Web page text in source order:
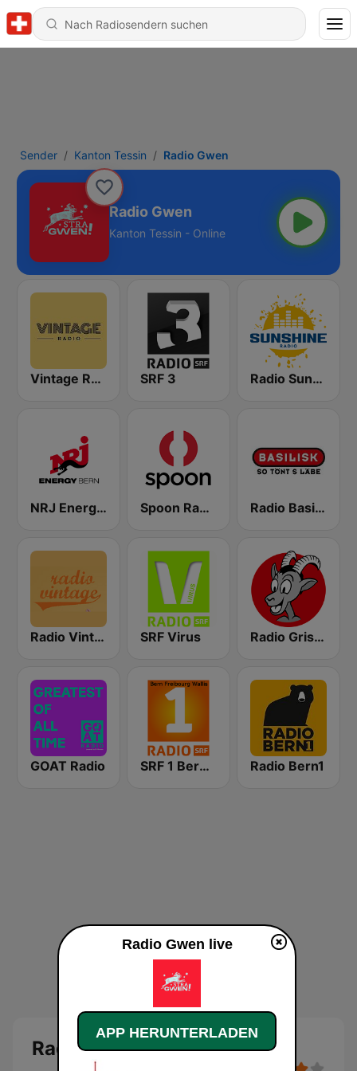
Sender Kanton Tessin Radio Gwen
Radio Gwen
Kanton Tessin - Online
Vintage Radio SRF 3 Radio Sunshine
NRJ Energy Bern Spoon Radio Radio Basilisk
Radio Vintage SRF Virus Radio Grischa
GOAT Radio SRF 1 Bern Freibourg Wallis Radio Bern1
Radio Gwen
Radio Gwen live
APP HERUNTERLADEN